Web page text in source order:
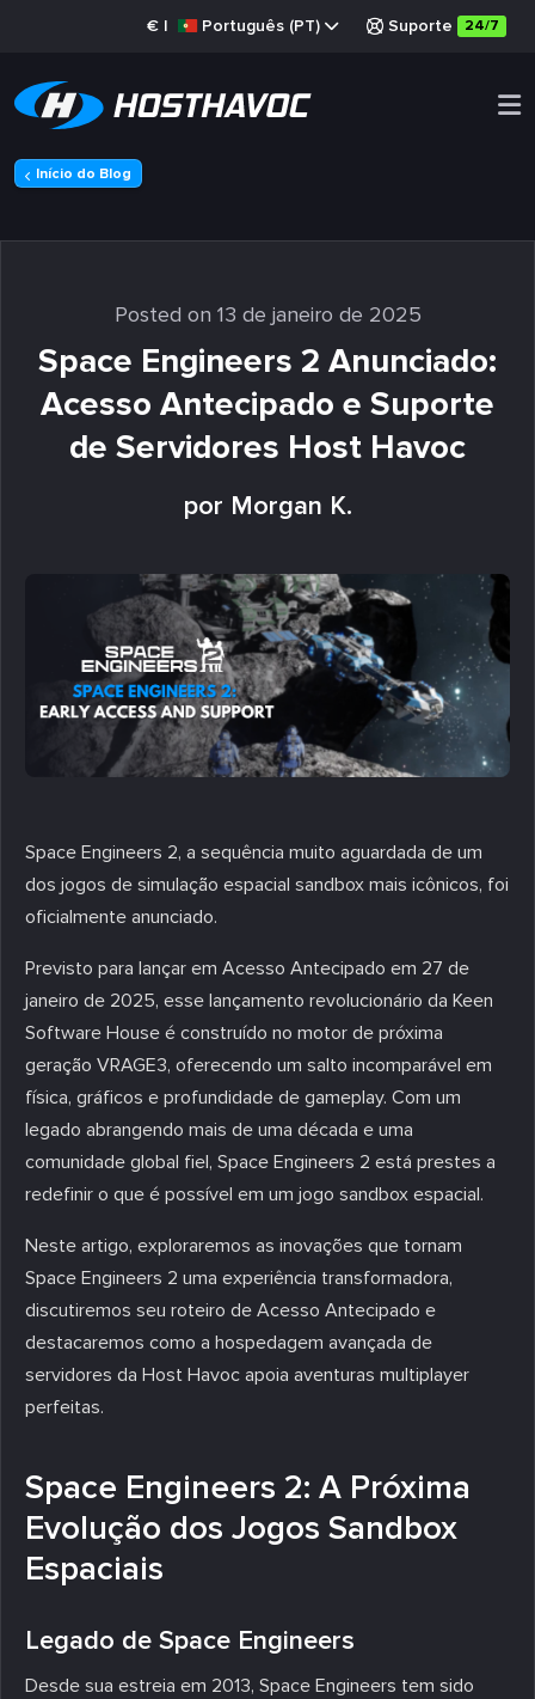
€ | Português (PT) Suporte 24/7
Início do Blog
Posted on 13 de janeiro de 2025
Space Engineers 2 Anunciado:
Acesso Antecipado e Suporte
de Servidores Host Havoc
por Morgan K.
Space Engineers 2, a sequência muito aguardada de um
dos jogos de simulação espacial sandbox mais icônicos, foi
oficialmente anunciado.
Previsto para lançar em Acesso Antecipado em 27 de
janeiro de 2025, esse lançamento revolucionário da Keen
Software House é construído no motor de próxima
geração VRAGE3, oferecendo um salto incomparável em
física, gráficos e profundidade de gameplay. Com um
legado abrangendo mais de uma década e uma
comunidade global fiel, Space Engineers 2 está prestes a
redefinir o que é possível em um jogo sandbox espacial.
Neste artigo, exploraremos as inovações que tornam
Space Engineers 2 uma experiência transformadora,
discutiremos seu roteiro de Acesso Antecipado e
destacaremos como a hospedagem avançada de
servidores da Host Havoc apoia aventuras multiplayer
perfeitas.
Space Engineers 2: A Próxima
Evolução dos Jogos Sandbox
Espaciais
Legado de Space Engineers
Desde sua estreia em 2013, Space Engineers tem sido